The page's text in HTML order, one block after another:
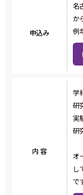
申込み
名
か
例
内 容
学
研
実
研
オ
し
で